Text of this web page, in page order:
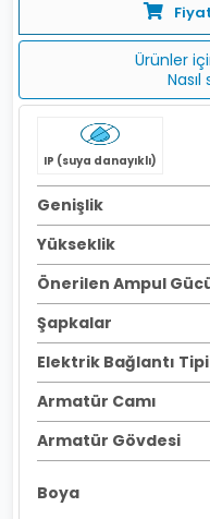
Ürünler
IP (suya danayıklı)
Genişlik
Yükseklik
Önerilen Ampul
Şapkalar
Elektrik Bağlantı Tipi
Armatür Camı
Armatür Gövdesi
Boya